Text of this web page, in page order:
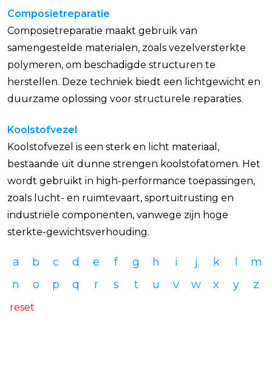
Composietreparatie
Composietreparatie maakt gebruik van
samengestelde materialen, zoals vezelversterkte
polymeren, om beschadigde structuren te
herstellen. Deze techniek biedt een lichtgewicht en
duurzame oplossing voor structurele reparaties.
Koolstofvezel
Koolstofvezel is een sterk en licht materiaal,
bestaande uit dunne strengen koolstofatomen. Het
wordt gebruikt in high-performance toepassingen,
zoals lucht- en ruimtevaart, sportuitrusting en
industriële componenten, vanwege zijn hoge
sterkte-gewichtsverhouding.
a b c d e f g h i j k
m
n
o p q r s t u v w x y z
reset